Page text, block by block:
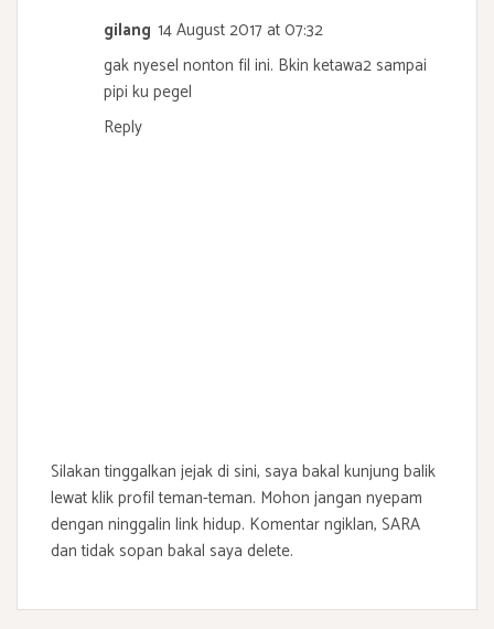
gilang 14 August 2017 at 07:32
gak nyesel nonton fil ini. Bkin ketawa2 sampai
pipi ku pegel
Reply
Silakan tinggalkan jejak di sini, saya bakal kunjung balik
lewat klik profil teman-teman. Mohon jangan nyepam
dengan ninggalin link hidup. Komentar ngiklan, SARA
dan tidak sopan bakal saya delete.